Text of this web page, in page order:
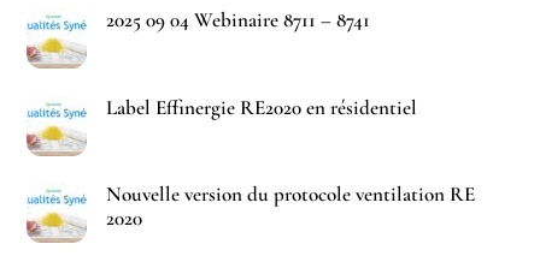
2025 09 04 Webinaire 8711 – 8741
Label Effinergie RE2020 en résidentiel
Nouvelle version du protocole ventilation RE
2020